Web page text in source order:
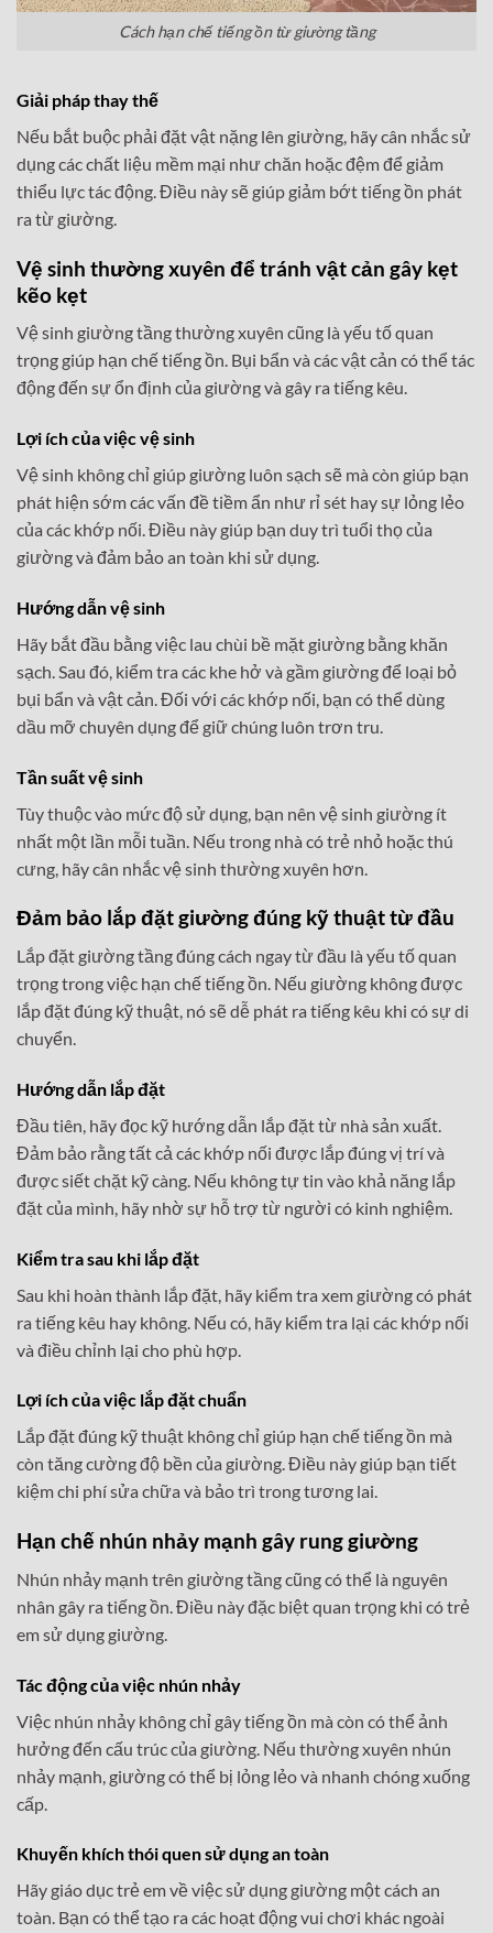
Cách hạn chế tiếng ồn từ giường tầng
Giải pháp thay thế
Nếu bắt buộc phải đặt vật nặng lên giường, hãy cân nhắc sử
dụng các chất liệu mềm mại như chăn hoặc đệm để giảm
thiểu lực tác động. Điều này sẽ giúp giảm bớt tiếng ồn phát
ra từ giường.
Vệ sinh thường xuyên để tránh vật cản gây kẹt
kẽo kẹt
Vệ sinh giường tầng thường xuyên cũng là yếu tố quan
trọng giúp hạn chế tiếng ồn. Bụi bẩn và các vật cản có thể tác
động đến sự ổn định của giường và gây ra tiếng kêu.
Lợi ích của việc vệ sinh
Vệ sinh không chỉ giúp giường luôn sạch sẽ mà còn giúp bạn
phát hiện sớm các vấn đề tiềm ẩn như rỉ sét hay sự lỏng lẻo
của các khớp nối. Điều này giúp bạn duy trì tuổi thọ của
giường và đảm bảo an toàn khi sử dụng.
Hướng dẫn vệ sinh
Hãy bắt đầu bằng việc lau chùi bề mặt giường bằng khăn
sạch. Sau đó, kiểm tra các khe hở và gầm giường để loại bỏ
bụi bẩn và vật cản. Đối với các khớp nối, bạn có thể dùng
dầu mỡ chuyên dụng để giữ chúng luôn trơn tru.
Tần suất vệ sinh
Tùy thuộc vào mức độ sử dụng, bạn nên vệ sinh giường ít
nhất một lần mỗi tuần. Nếu trong nhà có trẻ nhỏ hoặc thú
cưng, hãy cân nhắc vệ sinh thường xuyên hơn.
Đảm bảo lắp đặt giường đúng kỹ thuật từ đầu
Lắp đặt giường tầng đúng cách ngay từ đầu là yếu tố quan
trọng trong việc hạn chế tiếng ồn. Nếu giường không được
lắp đặt đúng kỹ thuật, nó sẽ dễ phát ra tiếng kêu khi có sự di
chuyển.
Hướng dẫn lắp đặt
Đầu tiên, hãy đọc kỹ hướng dẫn lắp đặt từ nhà sản xuất.
Đảm bảo rằng tất cả các khớp nối được lắp đúng vị trí và
được siết chặt kỹ càng. Nếu không tự tin vào khả năng lắp
đặt của mình, hãy nhờ sự hỗ trợ từ người có kinh nghiệm.
Kiểm tra sau khi lắp đặt
Sau khi hoàn thành lắp đặt, hãy kiểm tra xem giường có phát
ra tiếng kêu hay không. Nếu có, hãy kiểm tra lại các khớp nối
và điều chỉnh lại cho phù hợp.
Lợi ích của việc lắp đặt chuẩn
Lắp đặt đúng kỹ thuật không chỉ giúp hạn chế tiếng ồn mà
còn tăng cường độ bền của giường. Điều này giúp bạn tiết
kiệm chi phí sửa chữa và bảo trì trong tương lai.
Hạn chế nhún nhảy mạnh gây rung giường
Nhún nhảy mạnh trên giường tầng cũng có thể là nguyên
nhân gây ra tiếng ồn. Điều này đặc biệt quan trọng khi có trẻ
em sử dụng giường.
Tác động của việc nhún nhảy
Việc nhún nhảy không chỉ gây tiếng ồn mà còn có thể ảnh
hưởng đến cấu trúc của giường. Nếu thường xuyên nhún
nhảy mạnh, giường có thể bị lỏng lẻo và nhanh chóng xuống
cấp.
Khuyến khích thói quen sử dụng an toàn
Hãy giáo dục trẻ em về việc sử dụng giường một cách an
toàn. Bạn có thể tạo ra các hoạt động vui chơi khác ngoài